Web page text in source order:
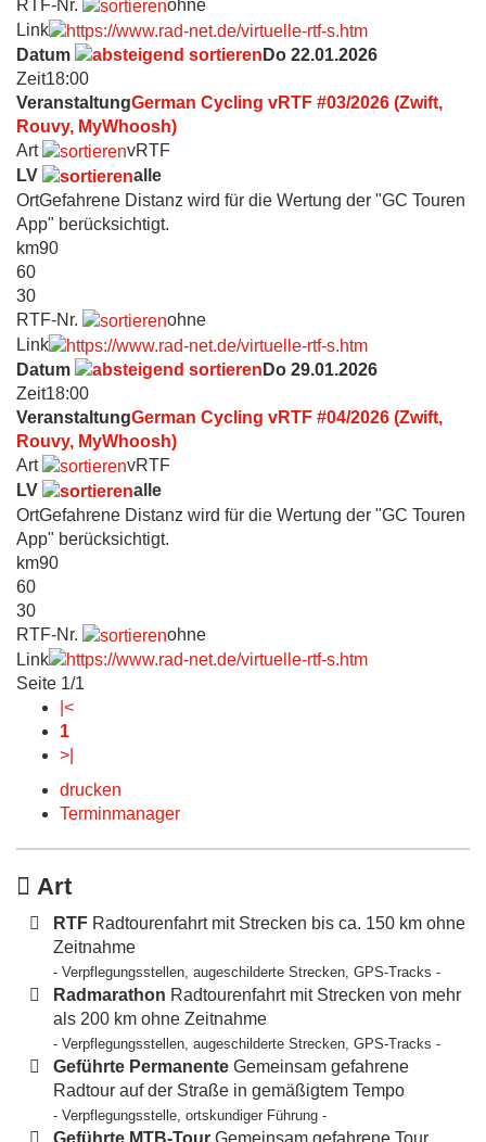
RTF-Nr.
ohne
Link
Datum
Do 22.01.2026
Zeit18:00
VeranstaltungGerman Cycling vRTF #03/2026 (Zwift,
Rouvy, MyWhoosh)
Art
vRTF
LV
alle
OrtGefahrene Distanz wird für die Wertung der "GC Touren
App" berücksichtigt.
km90
60
30
RTF-Nr.
ohne
Link
Datum
Do 29.01.2026
Zeit18:00
VeranstaltungGerman Cycling vRTF #04/2026 (Zwift,
Rouvy, MyWhoosh)
Art
vRTF
LV
alle
OrtGefahrene Distanz wird für die Wertung der "GC Touren
App" berücksichtigt.
km90
60
30
RTF-Nr.
ohne
Link
Seite 1/1
|<
1
>|
drucken
Terminmanager
Art
RTF Radtourenfahrt mit Strecken bis ca. 150 km ohne
Zeitnahme
- Verpflegungsstellen, augeschilderte Strecken, GPS-Tracks -
Radmarathon Radtourenfahrt mit Strecken von mehr
als 200 km ohne Zeitnahme
- Verpflegungsstellen, augeschilderte Strecken, GPS-Tracks -
Geführte Permanente Gemeinsam gefahrene
Radtour auf der Straße in gemäßigtem Tempo
- Verpflegungsstelle, ortskundiger Führung -